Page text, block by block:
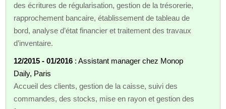
des écritures de régularisation, gestion de la trésorerie,
rapprochement bancaire, établissement de tableau de
bord, analyse d’état financier et traitement des travaux
d’inventaire.
12/2015 - 01/2016 : Assistant manager chez Monop
Daily, Paris
Accueil des clients, gestion de la caisse, suivi des
commandes, des stocks, mise en rayon et gestion des